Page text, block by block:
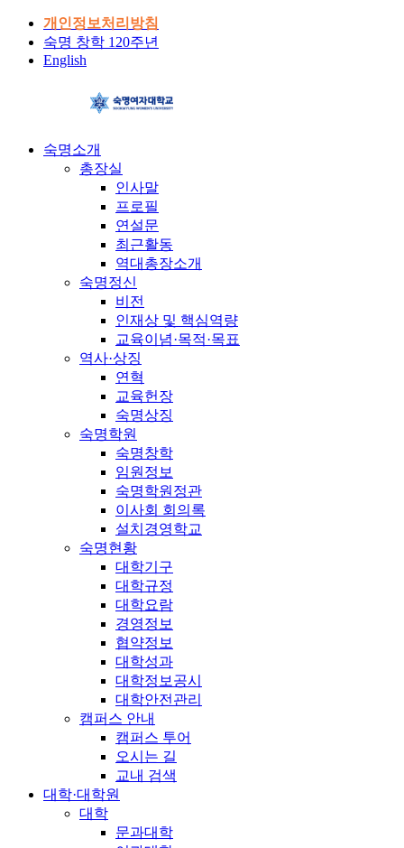
개인정보처리방침
숙명 창학 120주년
English
숙명소개
총장실
인사말
프로필
연설문
최근활동
역대총장소개
숙명정신
비전
인재상 및 핵심역량
교육이념·목적·목표
역사·상징
연혁
교육헌장
숙명상징
숙명학원
숙명창학
임원정보
숙명학원정관
이사회 회의록
설치경영학교
숙명현황
대학기구
대학규정
대학요람
경영정보
협약정보
대학성과
대학정보공시
대학안전관리
캠퍼스 안내
캠퍼스 투어
오시는 길
교내 검색
대학·대학원
대학
문과대학